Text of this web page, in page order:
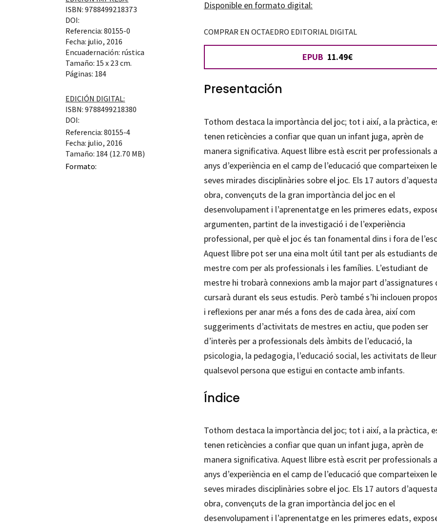
ISBN: 9788499218373
DOI:
Referencia: 80155-0
Fecha: julio, 2016
Encuadernación: rústica
Tamaño: 15 x 23 cm.
Páginas: 184
EDICIÓN DIGITAL:
ISBN: 9788499218380
DOI:
Referencia: 80155-4
Fecha: julio, 2016
Tamaño: 184 (12.70 MB)
Formato:
cantidad
Disponible en formato digital:
COMPRAR EN OCTAEDRO EDITORIAL DIGITAL
EPUB 11.49€
Presentación
Tothom destaca la importància del joc; tot i així, a la pràctica,
tenen reticències a confiar que quan un infant juga, aprèn de
manera significativa. Aquest llibre està escrit per professionals
anys d’experiència en el camp de l’educació que comparteixen
seves mirades disciplinàries sobre el joc. Els 17 autors d’aquesta
obra, convençuts de la gran importància del joc en el
desenvolupament i l’aprenentatge en les primeres edats,
argumenten, partint de la investigació i de l’experiència
professional, per què el joc és tan fonamental dins i fora de
Aquest llibre pot ser una eina molt útil tant per als estudiants de
mestre com per als professionals i les famílies. L’estudiant de
mestre hi trobarà connexions amb la major part d’assignatures
cursarà durant els seus estudis. Però també s’hi inclouen
i reflexions per anar més a fons des de cada àrea, així com
suggeriments d’activitats de mestres en actiu, que poden ser
d’interès per a professionals dels àmbits de l’educació, la
psicologia, la pedagogia, l’educació social, les activitats de
qualsevol persona que estigui en contacte amb infants.
Índice
Tothom destaca la importància del joc; tot i així, a la pràctica,
tenen reticències a confiar que quan un infant juga, aprèn de
manera significativa. Aquest llibre està escrit per professionals
anys d’experiència en el camp de l’educació que comparteixen
seves mirades disciplinàries sobre el joc. Els 17 autors d’aquesta
obra, convençuts de la gran importància del joc en el
desenvolupament i l’aprenentatge en les primeres edats,